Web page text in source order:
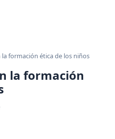
la formación ética de los niños
la formación